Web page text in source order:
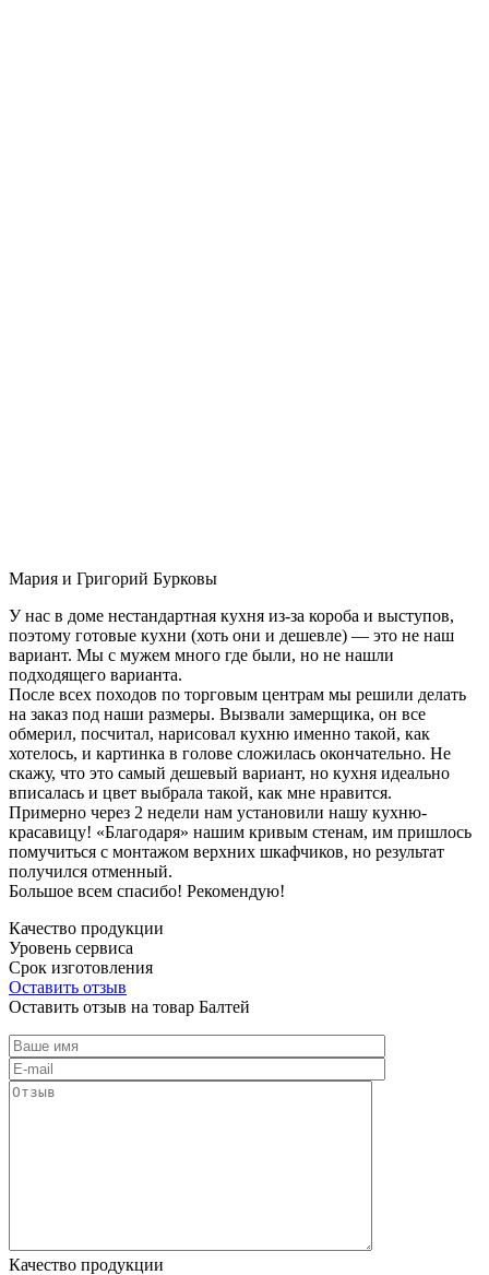
Мария и Григорий Бурковы
У нас в доме нестандартная кухня из-за короба и выступов,
поэтому готовые кухни (хоть они и дешевле) — это не наш
вариант. Мы с мужем много где были, но не нашли
подходящего варианта.
После всех походов по торговым центрам мы решили делать
на заказ под наши размеры. Вызвали замерщика, он все
обмерил, посчитал, нарисовал кухню именно такой, как
хотелось, и картинка в голове сложилась окончательно. Не
скажу, что это самый дешевый вариант, но кухня идеально
вписалась и цвет выбрала такой, как мне нравится.
Примерно через 2 недели нам установили нашу кухню-
красавицу! «Благодаря» нашим кривым стенам, им пришлось
помучиться с монтажом верхних шкафчиков, но результат
получился отменный.
Большое всем спасибо! Рекомендую!
Качество продукции
Уровень сервиса
Срок изготовления
Оставить отзыв
Оставить отзыв на товар Балтей
Качество продукции